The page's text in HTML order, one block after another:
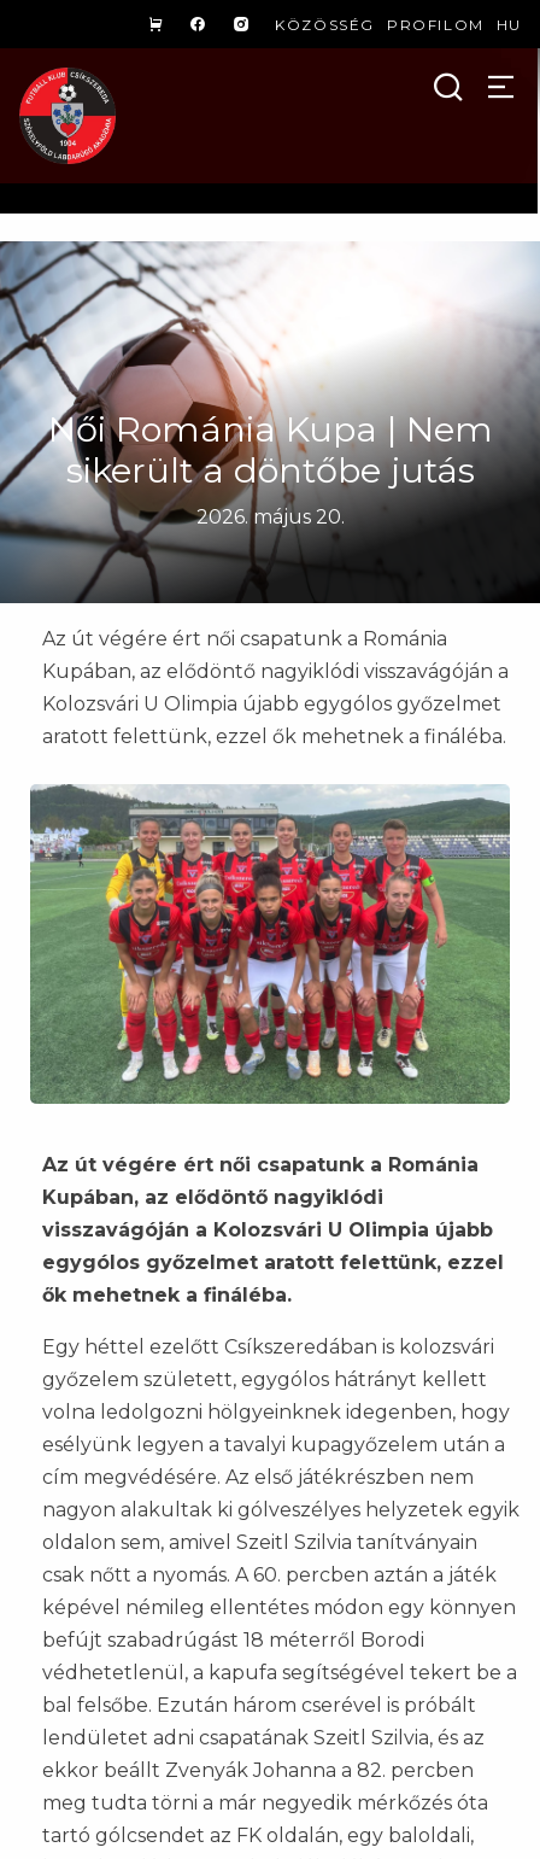
KÖZÖSSÉG PROFILOM HU
Női Románia Kupa | Nem
sikerült a döntőbe jutás
2026. május 20.
Az út végére ért női csapatunk a Románia
Kupában, az elődöntő nagyiklódi visszavágóján a
Kolozsvári U Olimpia újabb egygólos győzelmet
aratott felettünk, ezzel ők mehetnek a fináléba.
Az út végére ért női csapatunk a Románia
Kupában, az elődöntő nagyiklódi
visszavágóján a Kolozsvári U Olimpia újabb
egygólos győzelmet aratott felettünk, ezzel
ők mehetnek a fináléba.
Egy héttel ezelőtt Csíkszeredában is kolozsvári
győzelem született, egygólos hátrányt kellett
volna ledolgozni hölgyeinknek idegenben, hogy
esélyünk legyen a tavalyi kupagyőzelem után a
cím megvédésére. Az első játékrészben nem
nagyon alakultak ki gólveszélyes helyzetek egyik
oldalon sem, amivel Szeitl Szilvia tanítványain
csak nőtt a nyomás. A 60. percben aztán a játék
képével némileg ellentétes módon egy könnyen
befújt szabadrúgást 18 méterről Borodi
védhetetlenül, a kapufa segítségével tekert be a
bal felsőbe. Ezután három cserével is próbált
lendületet adni csapatának Szeitl Szilvia, és az
ekkor beállt Zvenyák Johanna a 82. percben
meg tudta törni a már negyedik mérkőzés óta
tartó gólcsendet az FK oldalán, egy baloldali,